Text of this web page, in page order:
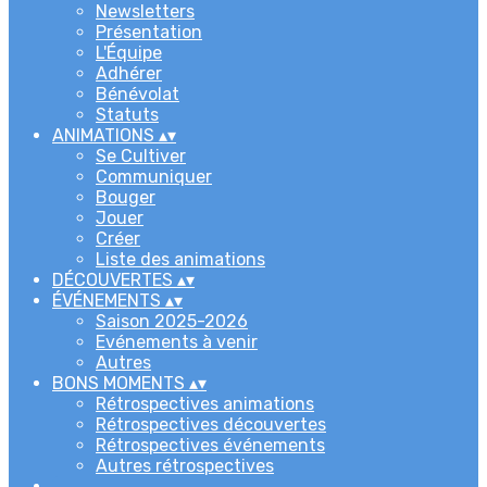
Newsletters
Présentation
L'Équipe
Adhérer
Bénévolat
Statuts
ANIMATIONS ▴▾
Se Cultiver
Communiquer
Bouger
Jouer
Créer
Liste des animations
DÉCOUVERTES ▴▾
ÉVÉNEMENTS ▴▾
Saison 2025-2026
Evénements à venir
Autres
BONS MOMENTS ▴▾
Rétrospectives animations
Rétrospectives découvertes
Rétrospectives événements
Autres rétrospectives